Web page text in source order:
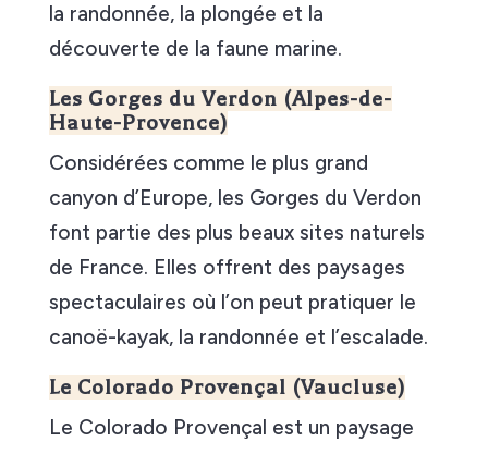
la randonnée, la plongée et la
découverte de la faune marine.
Les Gorges du Verdon (Alpes-de-
Haute-Provence)
Considérées comme le plus grand
canyon d’Europe, les Gorges du Verdon
font partie des plus beaux sites naturels
de France. Elles offrent des paysages
spectaculaires où l’on peut pratiquer le
canoë-kayak, la randonnée et l’escalade.
Le Colorado Provençal (Vaucluse)
Le Colorado Provençal est un paysage